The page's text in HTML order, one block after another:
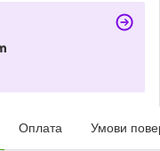
Оплата Умови